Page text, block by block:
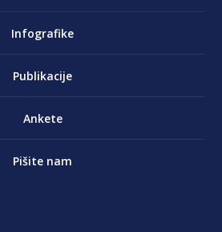
Infografike
Publikacije
Ankete
Pišite nam